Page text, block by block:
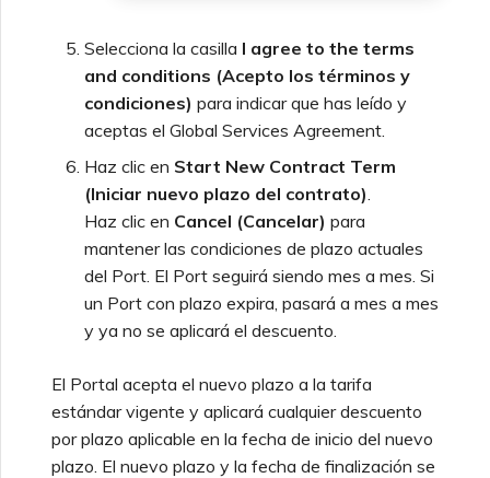
Selecciona la casilla I agree to the terms
and conditions (Acepto los términos y
condiciones) para indicar que has leído y
aceptas el Global Services Agreement.
Haz clic en Start New Contract Term
(Iniciar nuevo plazo del contrato)
Haz clic en Cancel (Cancelar) para
mantener las condiciones de plazo actuales
del Port. El Port seguirá siendo mes a mes. Si
un Port con plazo expira, pasará a mes a mes
y ya no se aplicará el descuento.
El Portal acepta el nuevo plazo a la tarifa
estándar vigente y aplicará cualquier descuento
por plazo aplicable en la fecha de inicio del nuevo
plazo. El nuevo plazo y la fecha de finalización se